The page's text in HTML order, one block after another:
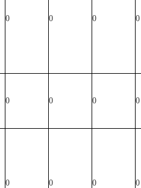
0 0 0 0
0 0 0 0
0 0 0 0